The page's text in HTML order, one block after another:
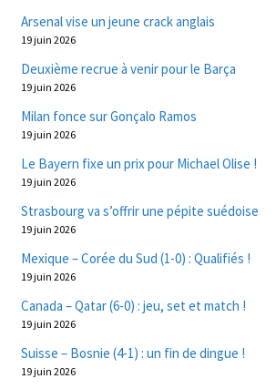
Arsenal vise un jeune crack anglais
19 juin 2026
Deuxième recrue à venir pour le Barça
19 juin 2026
Milan fonce sur Gonçalo Ramos
19 juin 2026
Le Bayern fixe un prix pour Michael Olise !
19 juin 2026
Strasbourg va s’offrir une pépite suédoise
19 juin 2026
Mexique – Corée du Sud (1-0) : Qualifiés !
19 juin 2026
Canada – Qatar (6-0) : jeu, set et match !
19 juin 2026
Suisse – Bosnie (4-1) : un fin de dingue !
19 juin 2026